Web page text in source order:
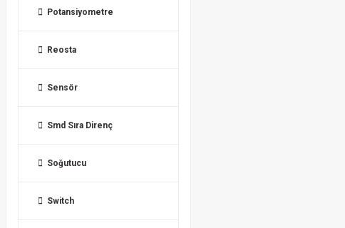
Potansiyometre
Reosta
Sensör
Smd Sıra Direnç
Soğutucu
Switch